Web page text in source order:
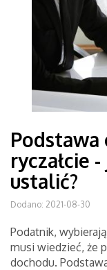
ryczałcie
ustalić?
Dodano: 2021-08-30
Podatnik,
musi wiedzieć, że
dochodu.